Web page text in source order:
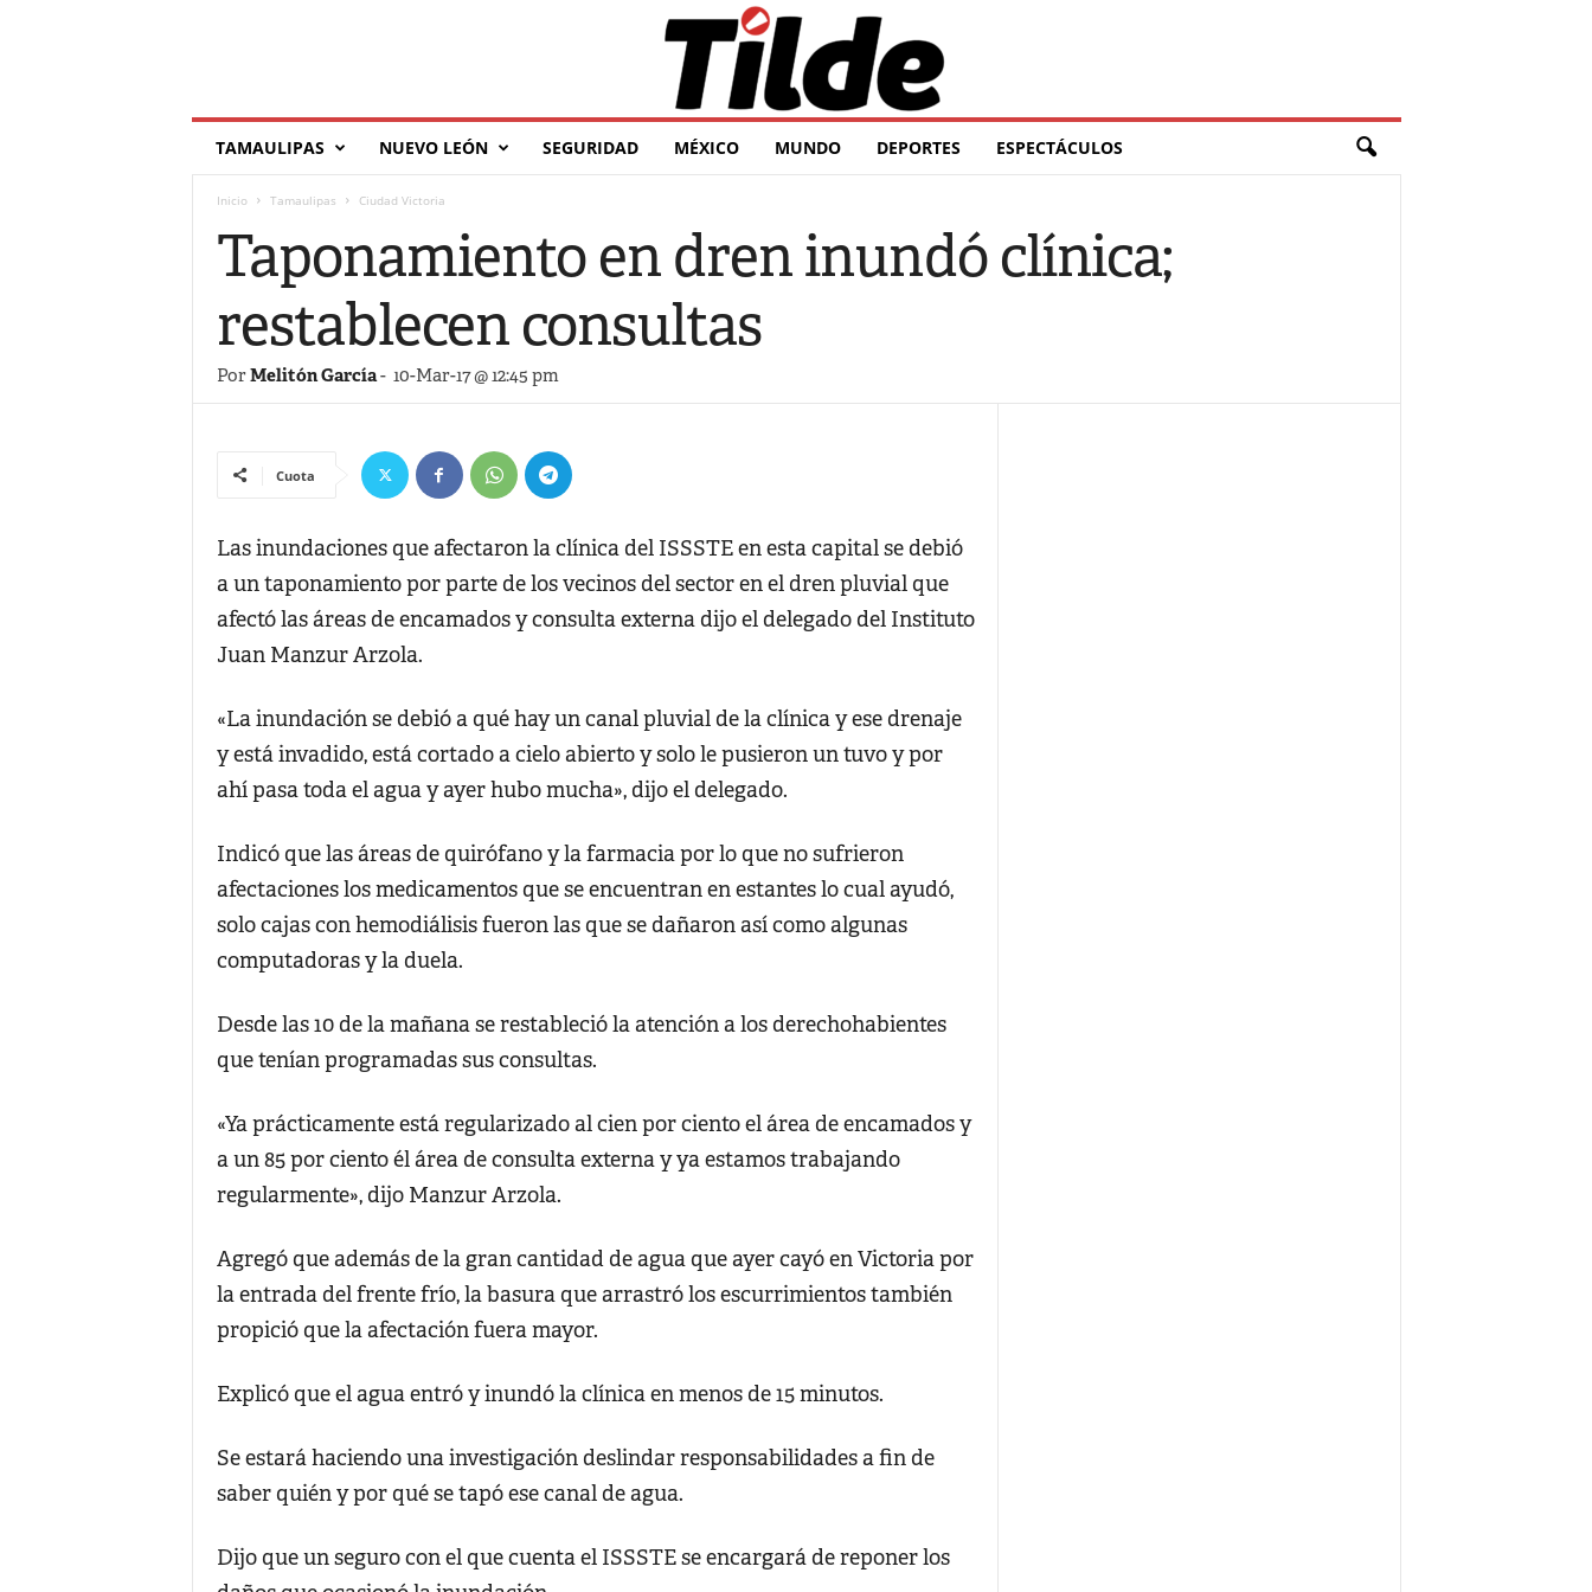
T
l
TAMAULIPAS NUEVO LEÓN SEGURIDAD MÉXICO MUNDO DEPORTES ESPECTÁCULOS
Inicio Tamaulipas Ciudad Victoria
Taponamiento en dren inundó clínica;
restablecen consultas
PorMelitón García- 10-Mar-17 @ 12:45 pm
Cuota
Las inundaciones que afectaron la clínica del ISSSTE en esta capital se debió
a un taponamiento por parte de los vecinos del sector en el dren pluvial que
afectó las áreas de encamados y consulta externa dijo el delegado del Instituto
Juan Manzur Arzola.
«La inundación se debió a qué hay un canal pluvial de la clínica y ese drenaje
y está invadido, está cortado a cielo abierto y solo le pusieron un tuvo y por
ahí pasa toda el agua y ayer hubo mucha», dijo el delegado.
Indicó que las áreas de quirófano y la farmacia por lo que no sufrieron
afectaciones los medicamentos que se encuentran en estantes lo cual ayudó,
solo cajas con hemodiálisis fueron las que se dañaron así como algunas
computadoras y la duela.
Desde las 10 de la mañana se restableció la atención a los derechohabientes
que tenían programadas sus consultas.
«Ya prácticamente está regularizado al cien por ciento el área de encamados y
a un 85 por ciento él área de consulta externa y ya estamos trabajando
regularmente», dijo Manzur Arzola.
Agregó que además de la gran cantidad de agua que ayer cayó en Victoria por
la entrada del frente frío, la basura que arrastró los escurrimientos también
propició que la afectación fuera mayor.
Explicó que el agua entró y inundó la clínica en menos de 15 minutos.
Se estará haciendo una investigación deslindar responsabilidades a fin de
saber quién y por qué se tapó ese canal de agua.
Dijo que un seguro con el que cuenta el ISSSTE se encargará de reponer los